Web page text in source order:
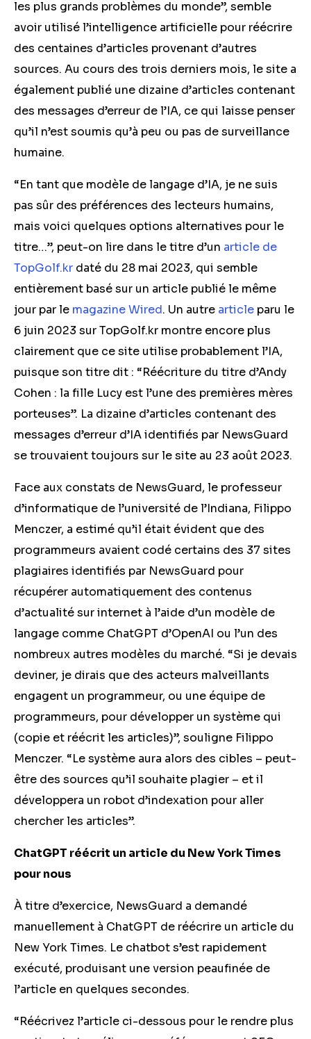
les plus grands problèmes du monde”, semble
avoir utilisé l’intelligence artificielle pour réécrire
des centaines d’articles provenant d’autres
sources. Au cours des trois derniers mois, le site a
également publié une dizaine d’articles contenant
des messages d’erreur de l’IA, ce qui laisse penser
qu’il n’est soumis qu’à peu ou pas de surveillance
humaine.
“En tant que modèle de langage d’IA, je ne suis
pas sûr des préférences des lecteurs humains,
mais voici quelques options alternatives pour le
titre…”, peut-on lire dans le titre d’un article de
TopGolf.kr daté du 28 mai 2023, qui semble
entièrement basé sur un article publié le même
jour par le magazine Wired. Un autre article paru le
6 juin 2023 sur TopGolf.kr montre encore plus
clairement que ce site utilise probablement l’IA,
puisque son titre dit : “Réécriture du titre d’Andy
Cohen : la fille Lucy est l’une des premières mères
porteuses”. La dizaine d’articles contenant des
messages d’erreur d’IA identifiés par NewsGuard
se trouvaient toujours sur le site au 23 août 2023.
Face aux constats de NewsGuard, le professeur
d’informatique de l’université de l’Indiana, Filippo
Menczer, a estimé qu’il était évident que des
programmeurs avaient codé certains des 37 sites
plagiaires identifiés par NewsGuard pour
récupérer automatiquement des contenus
d’actualité sur internet à l’aide d’un modèle de
langage comme ChatGPT d’OpenAI ou l’un des
nombreux autres modèles du marché. “Si je devais
deviner, je dirais que des acteurs malveillants
engagent un programmeur, ou une équipe de
programmeurs, pour développer un système qui
(copie et réécrit les articles)”, souligne Filippo
Menczer. “Le système aura alors des cibles – peut-
être des sources qu’il souhaite plagier – et il
développera un robot d’indexation pour aller
chercher les articles”.
ChatGPT réécrit un article du New York Times
pour nous
À titre d’exercice, NewsGuard a demandé
manuellement à ChatGPT de réécrire un article du
New York Times. Le chatbot s’est rapidement
exécuté, produisant une version peaufinée de
l’article en quelques secondes.
“Réécrivez l’article ci-dessous pour le rendre plus